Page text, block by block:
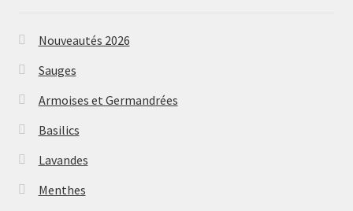
Nouveautés 2026
Sauges
Armoises et Germandrées
Basilics
Lavandes
Menthes